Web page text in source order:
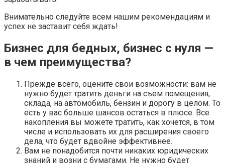
Внимательно следуйте всем нашим рекомендациям и
успех не заставит себя ждать!
Бизнес для бедных, бизнес с нуля —
в чем преимущества?
Прежде всего, оцените свои возможности: вам не
нужно будет тратить деньги на съем помещения,
склада, на автомобиль, бензин и дорогу в целом. То
есть у вас больше шансов остаться в плюсе. Все
накопления вы можете тратить, как хочется, в том
числе и использовать их для расширения своего
дела, что будет вдвойне эффективнее.
Вам не понадобится почти никаких юридических
знаний и возни с бумагами. Не нужно будет